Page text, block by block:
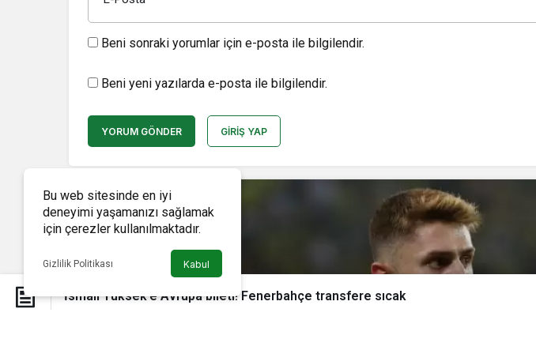
Beni sonraki yorumlar için e-posta ile bilgilendir.
Beni yeni yazılarda e-posta ile bilgilendir.
YORUM GÖNDER GIRIŞ YAP
İsmail Yüksek’e Avrupa bileti! Fenerbahçe transfere sıcak
Bu web sitesinde en iyi
deneyimi yaşamanızı sağlamak
için çerezler kullanılmaktadır.
Gizlilik Politikası Kabul